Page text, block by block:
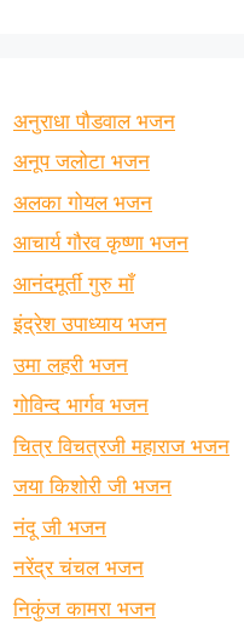
अनुराधा पौडवाल भजन
अनूप जलोटा भजन
अलका गोयल भजन
आचार्य गौरव कृष्णा भजन
आनंदमूर्ती गुरु माँ
इंद्रेश उपाध्याय भजन
उमा लहरी भजन
गोविन्द भार्गव भजन
चित्र विचत्रजी महाराज भजन
जया किशोरी जी भजन
नंदू जी भजन
नरेंद्र चंचल भजन
निकुंज कामरा भजन